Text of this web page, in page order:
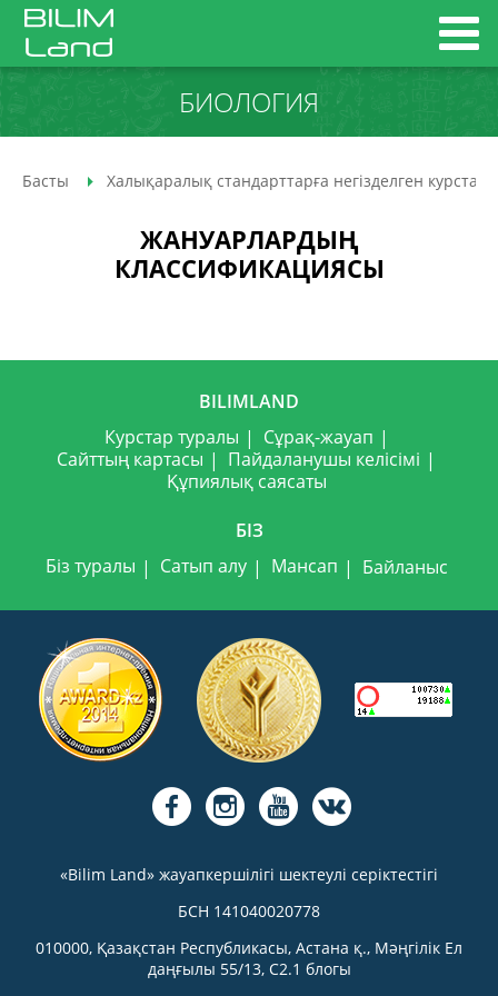
БИОЛОГИЯ
Басты Халықаралық стандарттарға негізделген курстар
ЖАНУАРЛАРДЫҢ
КЛАССИФИКАЦИЯСЫ
BILIMLAND
Курстар туралы
Сұрақ-жауап
Сайттың картасы
Пайдаланушы келісімі
Құпиялық саясаты
БІЗ
Біз туралы
Сатып алу Мансап Байланыс
«Bilim Land» жауапкершілігі шектеулі серіктестігі
БСН 141040020778
010000, Қазақстан Республикасы, Астана қ., Мәңгілік Ел
даңғылы 55/13, С2.1 блогы